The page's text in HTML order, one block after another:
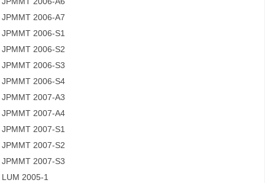
JPMMT 2006-A7
JPMMT 2006-S1
JPMMT 2006-S2
JPMMT 2006-S3
JPMMT 2006-S4
JPMMT 2007-A3
JPMMT 2007-A4
JPMMT 2007-S1
JPMMT 2007-S2
JPMMT 2007-S3
LUM 2005-1